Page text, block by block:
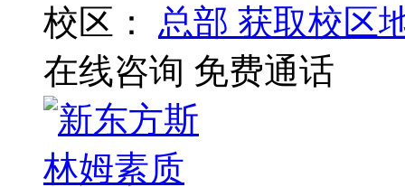
校区： 总部 获取校区
在线咨询 免费通话